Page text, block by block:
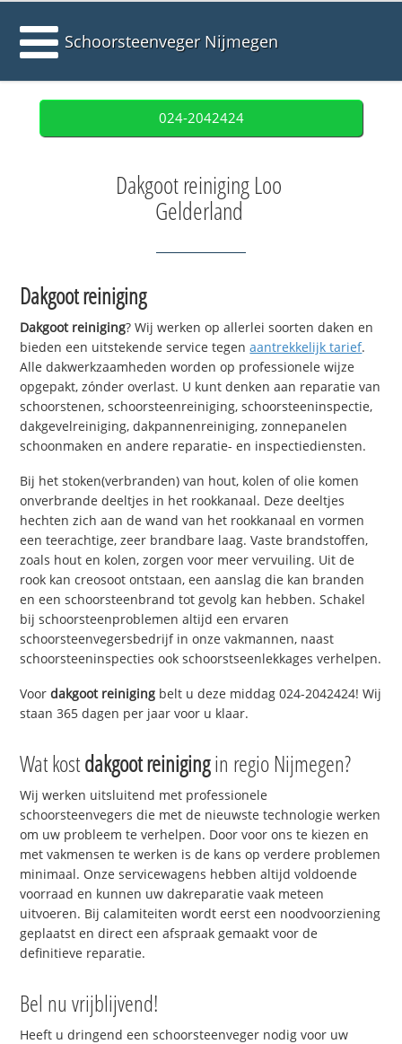
Schoorsteenveger Nijmegen
024-2042424
Dakgoot reiniging Loo
Gelderland
Dakgoot reiniging
Dakgoot reiniging? Wij werken op allerlei soorten daken en
bieden een uitstekende service tegenaantrekkelijk tarief.
Alle dakwerkzaamheden worden op professionele wijze
opgepakt, zónder overlast. U kunt denken aan reparatie van
schoorstenen, schoorsteenreiniging, schoorsteeninspectie,
dakgevelreiniging, dakpannenreiniging, zonnepanelen
schoonmaken en andere reparatie- en inspectiediensten.
Bij het stoken(verbranden) van hout, kolen of olie komen
onverbrande deeltjes in het rookkanaal. Deze deeltjes
hechten zich aan de wand van het rookkanaal en vormen
een teerachtige, zeer brandbare laag. Vaste brandstoffen,
zoals hout en kolen, zorgen voor meer vervuiling. Uit de
rook kan creosoot ontstaan, een aanslag die kan branden
en een schoorsteenbrand tot gevolg kan hebben. Schakel
bij schoorsteenproblemen altijd een ervaren
schoorsteenvegersbedrijf in onze vakmannen, naast
schoorsteeninspecties ook schoorstseenlekkages verhelpen.
Voordakgoot reiniging belt u deze middag 024-2042424! Wij
staan 365 dagen per jaar voor u klaar.
Wat kostdakgoot reinigingin regio Nijmegen?
Wij werken uitsluitend met professionele
schoorsteenvegers die met de nieuwste technologie werken
om uw probleem te verhelpen. Door voor ons te kiezen en
met vakmensen te werken is de kans op verdere problemen
minimaal. Onze servicewagens hebben altijd voldoende
voorraad en kunnen uw dakreparatie vaak meteen
uitvoeren. Bij calamiteiten wordt eerst een noodvoorziening
geplaatst en direct een afspraak gemaakt voor de
definitieve reparatie.
Bel nu vrijblijvend!
Heeft u dringend een schoorsteenveger nodig voor uw